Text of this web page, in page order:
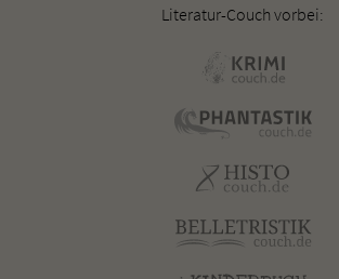
Literatur-Couch vorbei: